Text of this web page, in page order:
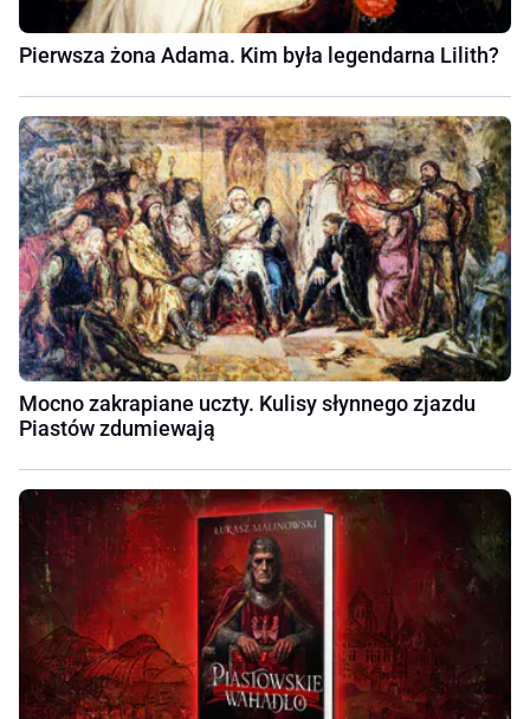
Pierwsza żona Adama. Kim była legendarna Lilith?
Mocno zakrapiane uczty. Kulisy słynnego zjazdu
Piastów zdumiewają